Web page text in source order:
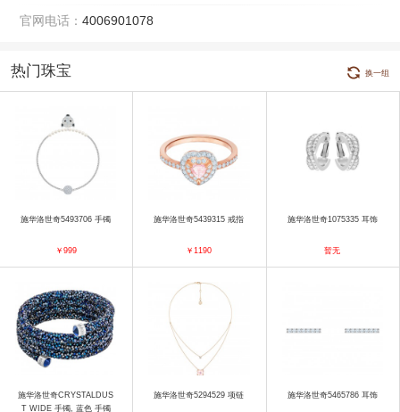
官网电话： 4006901078
热门珠宝 换一组
施华洛世奇5493706 手镯
￥999
施华洛世奇5439315 戒指
￥1190
施华洛世奇1075335 耳饰
暂无
施华洛世奇CRYSTALDUS
T WIDE 手镯, 蓝色 手镯
施华洛世奇5294529 项链 施华洛世奇5465786 耳饰